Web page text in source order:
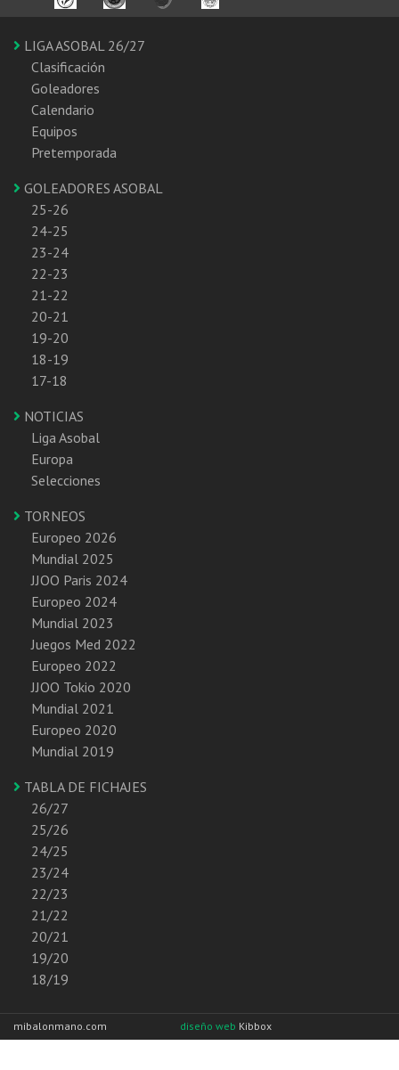
LIGA ASOBAL 26/27
Clasificación
Goleadores
Calendario
Equipos
Pretemporada
GOLEADORES ASOBAL
25-26
24-25
23-24
22-23
21-22
20-21
19-20
18-19
17-18
NOTICIAS
Liga Asobal
Europa
Selecciones
TORNEOS
Europeo 2026
Mundial 2025
JJOO Paris 2024
Europeo 2024
Mundial 2023
Juegos Med 2022
Europeo 2022
JJOO Tokio 2020
Mundial 2021
Europeo 2020
Mundial 2019
TABLA DE FICHAJES
26/27
25/26
24/25
23/24
22/23
21/22
20/21
19/20
18/19
mibalonmano.com diseño web Kibbox